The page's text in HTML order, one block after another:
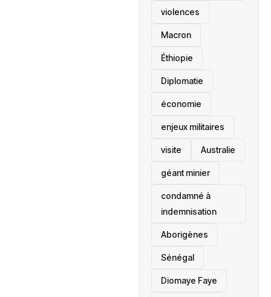
violences
Macron
Éthiopie
Diplomatie
économie
enjeux militaires
visite ‎Australie
géant minier
condamné à
indemnisation
Aborigènes
Sénégal
Diomaye Faye